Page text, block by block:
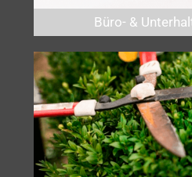
Büro- &